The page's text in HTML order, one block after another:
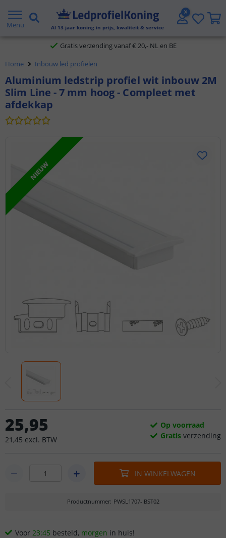
Menu Al 13 jaar koning in prijs, kwaliteit & service
2 jaar garantie
Gratis verzending vanaf € 20,- NL en BE
Klantbeoordeling 9.1
Voor 23:45 uur besteld,morgen in huis
Home Inbouw led profielen
Aluminium ledstrip profiel wit inbouw 2M
Slim Line - 7 mm hoog - Compleet met
afdekkap
NIEUW
25,95
21 ,45 excl. BTW
Op voorraad
Gratis verzending
IN WINKELWAGEN
Productnummer: PWSL1707-IBST02
Voor 23:45 besteld, morgen in huis!